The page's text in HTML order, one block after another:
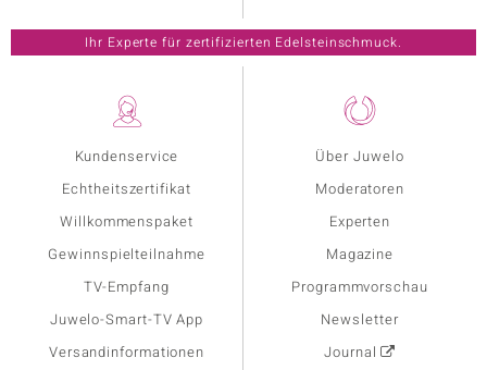
Kundenservice
Echtheitszertifikat
Willkommenspaket
Gewinnspielteilnahme
TV-Empfang
Juwelo-Smart-TV App
Versandinformationen
Über Juwelo
Moderatoren
Experten
Magazine
Programmvorschau
Newsletter
Journal
Ihr Experte für zertifizierten Edelsteinschmuck.